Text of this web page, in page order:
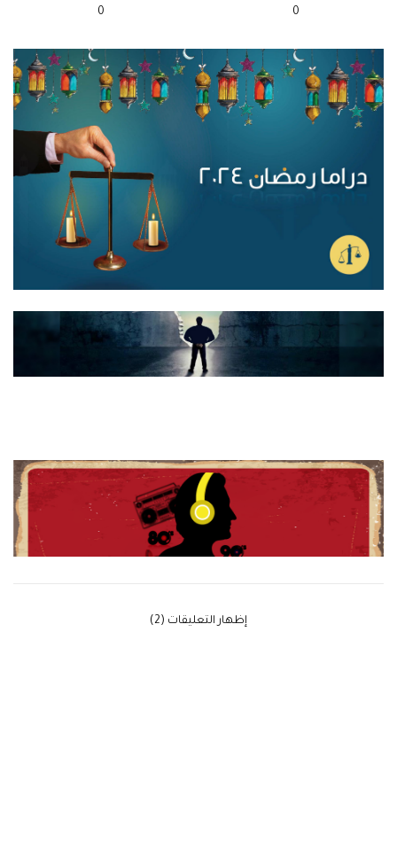
0
0
‫إظهار التعليقات (2)